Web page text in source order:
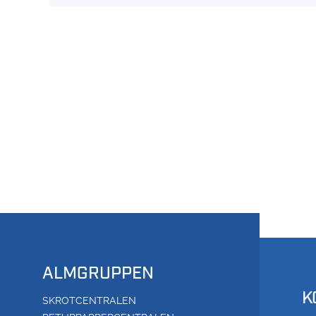
ALMGRUPPEN
SKROTCENTRALEN